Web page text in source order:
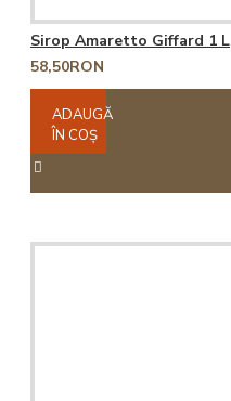
Sirop Amaretto Giffard 1 L
58,50RON
ADAUGĂ
ÎN COŞ